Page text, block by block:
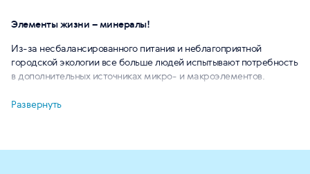
Элементы жизни – минералы!
Из-за несбалансированного питания и неблагоприятной
городской экологии все больше людей испытывают потребность
в дополнительных источниках микро- и макроэлементов.
На помощь приходит Essential Minerals (Эссенциальные
минералы) – современная линия минеральных комплексов
Развернуть